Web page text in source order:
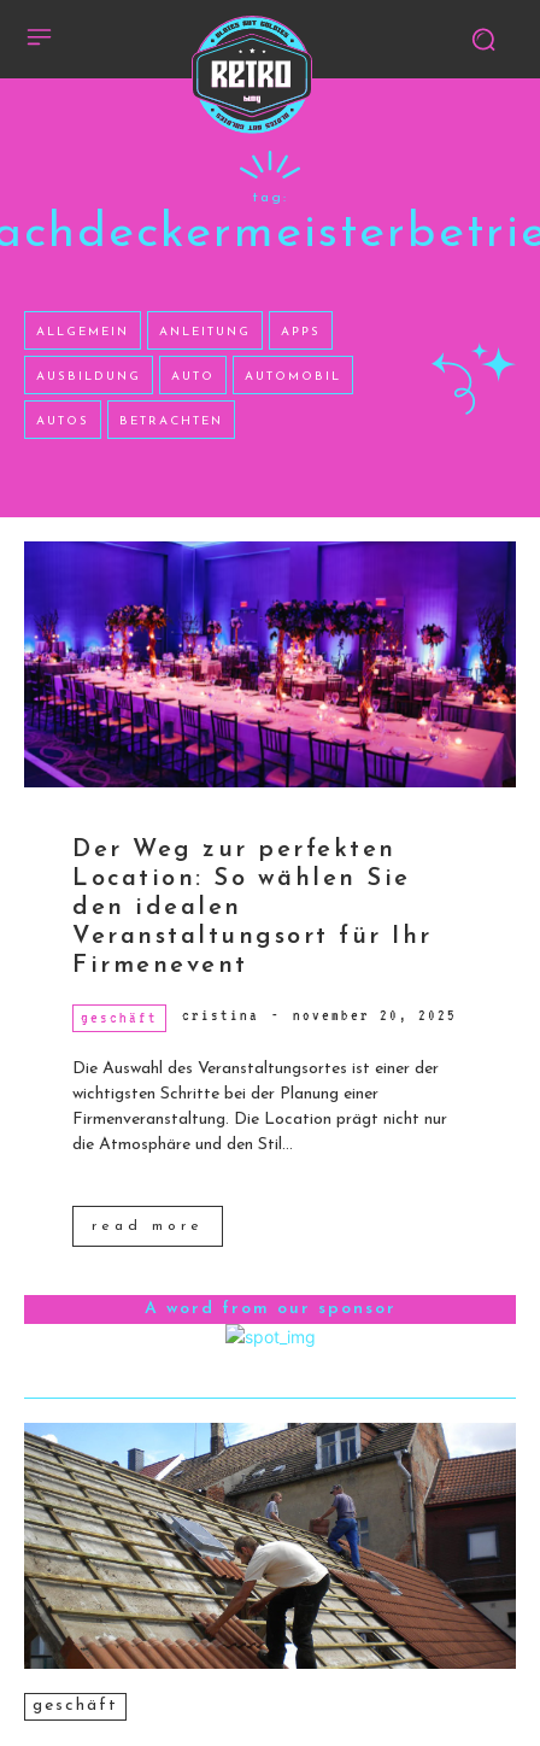
tag:
ALLGEMEIN ANLEITUNG APPS
AUSBILDUNG AUTO AUTOMOBIL
AUTOS BETRACHTEN
Der Weg zur perfekten
Location: So wählen Sie
den idealen
Veranstaltungsort für Ihr
Firmenevent
geschäft cristina - november 20, 2025
Die Auswahl des Veranstaltungsortes ist einer der
wichtigsten Schritte bei der Planung einer
Firmenveranstaltung. Die Location prägt nicht nur
die Atmosphäre und den Stil...
read more
A word from our sponsor
geschäft